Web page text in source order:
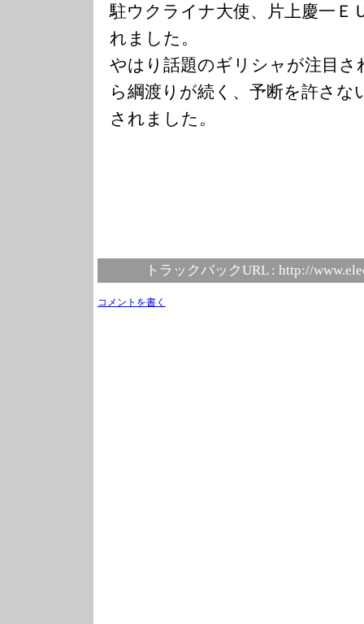
駐ウクライナ大使、片上慶一Ｅ
れました。
やはり話題のギリシャが注目さ
ら綱渡りが続く、予断を許さな
されました。
トラックバックURL : http://
コメントを書く